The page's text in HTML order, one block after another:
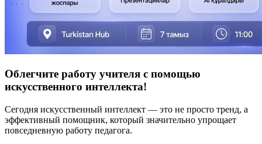
Облегчите работу учителя с помощью
искусственного интеллекта!
Сегодня искусственный интеллект — это не просто тренд, а
эффективный помощник, который значительно упрощает
повседневную работу педагога.